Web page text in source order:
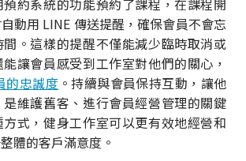
約系統的功能預約了課程，在課程開
動用 LINE 傳送提醒，確保會員不會忘
。這樣的提醒不僅能減少臨時取消或
讓會員感受到工作室對他們的關心，
的忠誠度 。持續與會員保持互動，讓他
維護舊客、進行會員經營管理的關鍵
式，健身工作室可以更有效地經營和
體的客戶滿意度。